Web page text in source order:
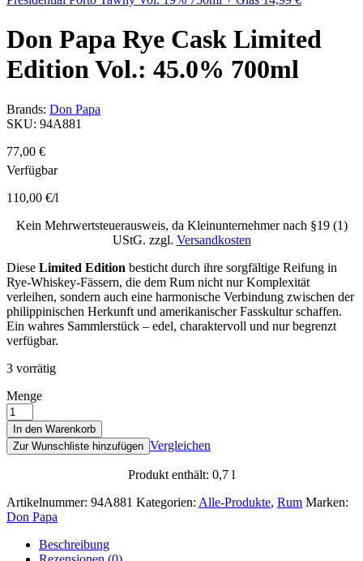
Don Papa Rye Cask Limited
Edition Vol.: 45.0% 700ml
Brands: Don Papa
SKU: 94A881
77,00 €
Verfügbar
110,00 €/l
Kein Mehrwertsteuerausweis, da Kleinunternehmer nach §19 (1)
UStG. zzgl. Versandkosten
Diese Limited Edition besticht durch ihre sorgfältige Reifung in
Rye-Whiskey-Fässern, die dem Rum nicht nur Komplexität
verleihen, sondern auch eine harmonische Verbindung zwischen der
philippinischen Herkunft und amerikanischer Fasskultur schaffen.
Ein wahres Sammlerstück – edel, charaktervoll und nur begrenzt
verfügbar.
3 vorrätig
Menge
In den Warenkorb
Zur Wunschliste hinzufügen Vergleichen
Produkt enthält: 0,7 l
Artikelnummer: 94A881 Kategorien: Alle-Produkte, Rum Marken:
Don Papa
Beschreibung